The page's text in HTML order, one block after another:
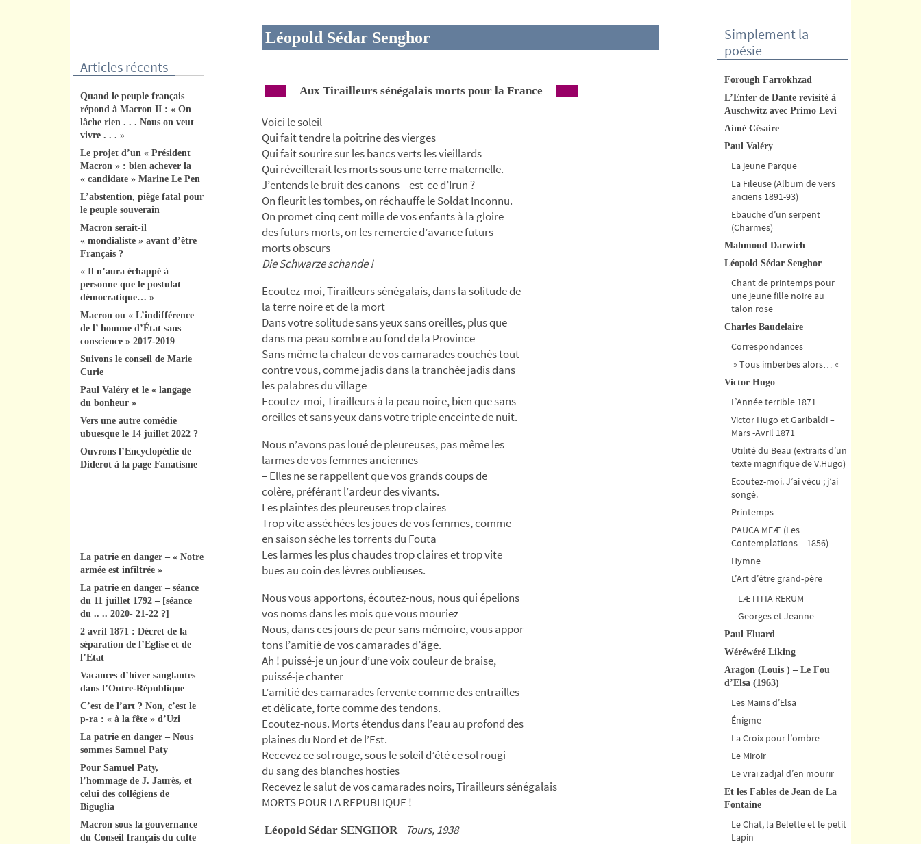
Léopold Sédar Senghor
Aux Tirailleurs sénégalais morts pour la France
Voici le soleil
Qui fait tendre la poitrine des vierges
Qui fait sourire sur les bancs verts les vieillards
Qui réveillerait les morts sous une terre maternelle.
J’entends le bruit des canons – est-ce d’Irun ?
On fleurit les tombes, on réchauffe le Soldat Inconnu.
On promet cinq cent mille de vos enfants à la gloire
des futurs morts, on les remercie d’avance futurs
morts obscurs
Die Schwarze schande !
Ecoutez-moi, Tirailleurs sénégalais, dans la solitude de
la terre noire et de la mort
Dans votre solitude sans yeux sans oreilles, plus que
dans ma peau sombre au fond de la Province
Sans même la chaleur de vos camarades couchés tout
contre vous, comme jadis dans la tranchée jadis dans
les palabres du village
Ecoutez-moi, Tirailleurs à la peau noire, bien que sans
oreilles et sans yeux dans votre triple enceinte de nuit.
Nous n’avons pas loué de pleureuses, pas même les
larmes de vos femmes anciennes
– Elles ne se rappellent que vos grands coups de
colère, préférant l’ardeur des vivants.
Les plaintes des pleureuses trop claires
Trop vite asséchées les joues de vos femmes, comme
en saison sèche les torrents du Fouta
Les larmes les plus chaudes trop claires et trop vite
bues au coin des lèvres oublieuses.
Nous vous apportons, écoutez-nous, nous qui épelions
vos noms dans les mois que vous mouriez
Nous, dans ces jours de peur sans mémoire, vous appor-
tons l’amitié de vos camarades d’âge.
Ah ! puissé-je un jour d’une voix couleur de braise,
puissé-je chanter
L’amitié des camarades fervente comme des entrailles
et délicate, forte comme des tendons.
Ecoutez-nous. Morts étendus dans l’eau au profond des
plaines du Nord et de l’Est.
Recevez ce sol rouge, sous le soleil d’été ce sol rougi
du sang des blanches hosties
Recevez le salut de vos camarades noirs, Tirailleurs sénégalais
MORTS POUR LA REPUBLIQUE !
Léopold Sédar SENGHOR Tours, 1938
Articles récents
Quand le peuple français
répond à Macron II : « On
lâche rien . . . Nous on veut
vivre . . . »
Le projet d’un « Président
Macron » : bien achever la
« candidate » Marine Le Pen
L’abstention, piège fatal pour
le peuple souverain
Macron serait-il
« mondialiste » avant d’être
Français ?
« Il n’aura échappé à
personne que le postulat
démocratique… »
Macron ou « L’indifférence
de l’ homme d’État sans
conscience » 2017-2019
Suivons le conseil de Marie
Curie
Paul Valéry et le « langage
du bonheur »
Vers une autre comédie
ubuesque le 14 juillet 2022 ?
Ouvrons l’Encyclopédie de
Diderot à la page Fanatisme
La patrie en danger – « Notre
armée est infiltrée »
La patrie en danger – séance
du 11 juillet 1792 – [séance
du .. .. 2020- 21-22 ?]
2 avril 1871 : Décret de la
séparation de l’Eglise et de
l’Etat
Vacances d’hiver sanglantes
dans l’Outre-République
C’est de l’art ? Non, c’est le
p-ra : « à la fête » d’Uzi
La patrie en danger – Nous
sommes Samuel Paty
Pour Samuel Paty,
l’hommage de J. Jaurès, et
celui des collégiens de
Biguglia
Macron sous la gouvernance
du Conseil français du culte
Simplement la
poésie
Forough Farrokhzad
L’Enfer de Dante revisité à
Auschwitz avec Primo Levi
Aimé Césaire
Paul Valéry
La jeune Parque
La Fileuse (Album de vers
anciens 1891-93)
Ebauche d’un serpent
(Charmes)
Mahmoud Darwich
Léopold Sédar Senghor
Chant de printemps pour
une jeune fille noire au
talon rose
Charles Baudelaire
Correspondances
» Tous imberbes alors… «
Victor Hugo
L’Année terrible 1871
Victor Hugo et Garibaldi –
Mars -Avril 1871
Utilité du Beau (extraits d’un
texte magnifique de V.Hugo)
Ecoutez-moi. J’ai vécu ; j’ai
songé.
Printemps
PAUCA MEÆ (Les
Contemplations – 1856)
Hymne
L’Art d’être grand-père
LÆTITIA RERUM
Georges et Jeanne
Paul Eluard
Wéréwéré Liking
Aragon (Louis ) – Le Fou
d’Elsa (1963)
Les Mains d’Elsa
Énigme
La Croix pour l’ombre
Le Miroir
Le vrai zadjal d’en mourir
Et les Fables de Jean de La
Fontaine
Le Chat, la Belette et le petit
Lapin